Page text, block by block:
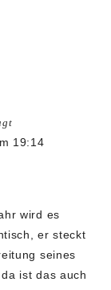
19:14
wird es
er steckt
seines
ist das auch